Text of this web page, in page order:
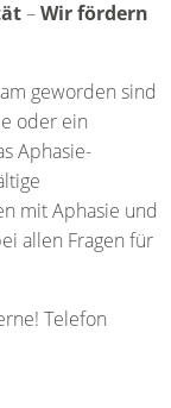
–Wir fördern
geworden sind
oder ein
Aphasie-
mit Aphasie und
allen Fragen für
Telefon